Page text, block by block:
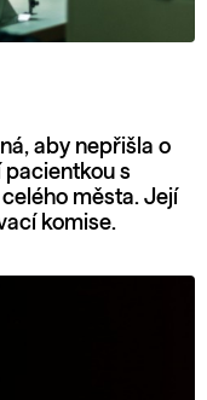
aby nepřišla o
pacientkou s
města. Její
komise.